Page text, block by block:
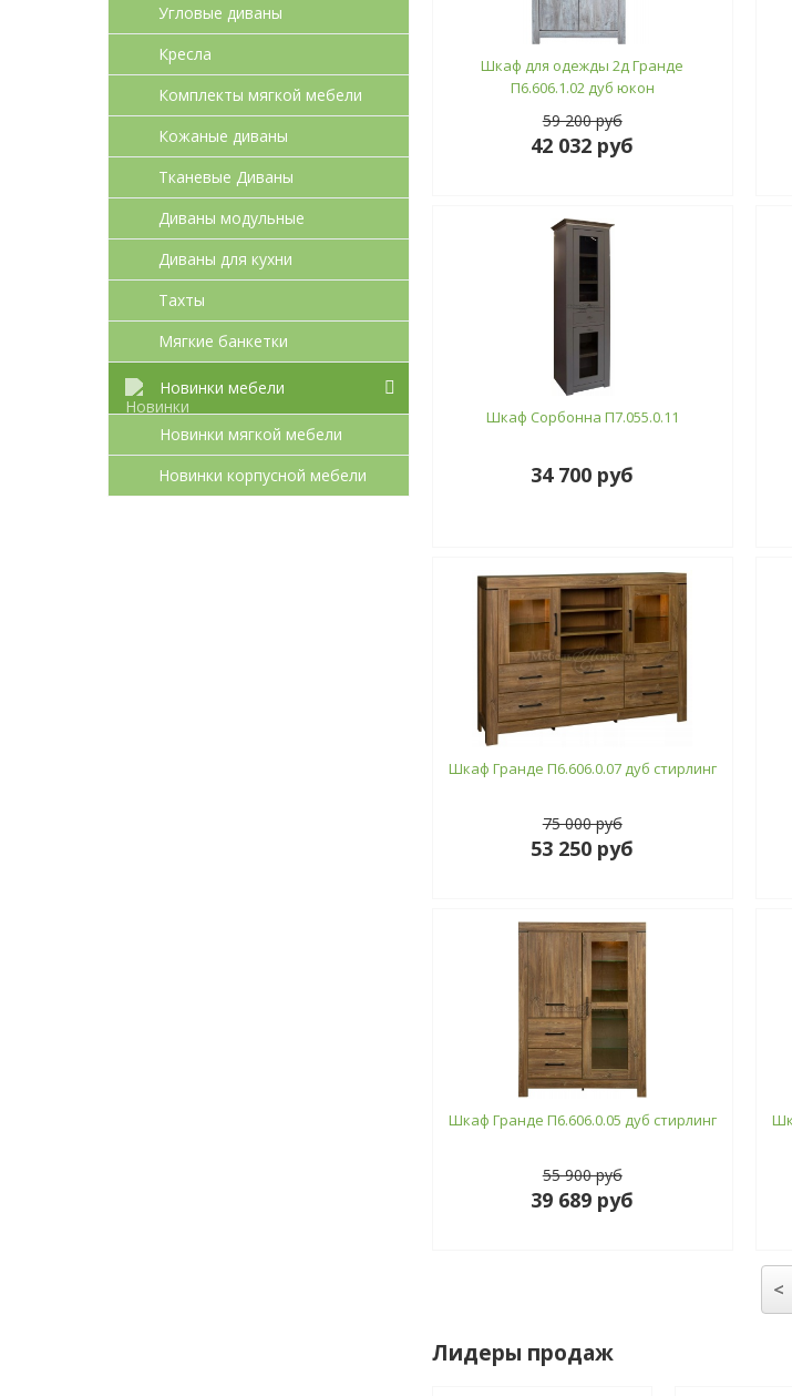
Угловые диваны
Кресла
Комплекты мягкой мебели
Кожаные диваны
Тканевые Диваны
Диваны модульные
Диваны для кухни
Тахты
Мягкие банкетки
Новинки мебели
Новинки мягкой мебели
Новинки корпусной мебели
Шкаф для одежды 2д Гранде
П6.606.1.02 дуб юкон
59 200 руб
42 032 руб
Шкаф Сорбонна П7.055.0.11
34 700 руб
Шкаф Гранде П6.606.0.07 дуб стирлинг
75 000 руб
53 250 руб
Шкаф Гранде П6.606.0.05 дуб стирлинг
55 900 руб
39 689 руб
<
Лидеры продаж